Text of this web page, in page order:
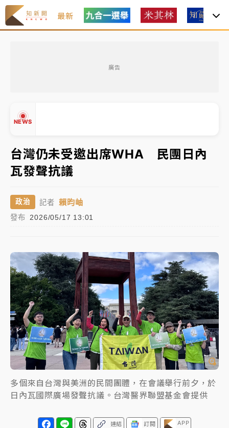
最新
廣告
NEWS
中信慈善基金會想增加董事人數！辜仲諒向法院聲請遭
駁 理由曝光
故宮《龍藏經》特展第2檔！今線上預約開賣一度塞車
周六起展出延長至晚上7時
台東農業處長涉圖利渡假村！東檢抗告成功 今重開羈
父親節泡湯了！中颱白海豚雨彈轟3天 「紅到發紫」降
雨熱區曝
女律師陳昱瑄詐慈濟10億！黃金158kg遭查扣畫面曝光
暑假過三周才推「E宿新北打卡趣」！抽獎程序複雜 觀
旅局回應了
中信慈善基金會想增加董事人數！辜仲諒向法院聲請遭
駁 理由曝光
故宮《龍藏經》特展第2檔！今線上預約開賣一度塞車
周六起展出延長至晚上7時
押庭
雨熱區曝
台灣仍未受邀出席WHA 民團日內
瓦發聲抗議
政治 記者 賴昀岫
發布 2026/05/17 13:01
多個來自台灣與美洲的民間團體，在會議舉行前夕，於
日內瓦國際廣場發聲抗議。台灣醫界聯盟基金會提供
連結 訂閱 APP